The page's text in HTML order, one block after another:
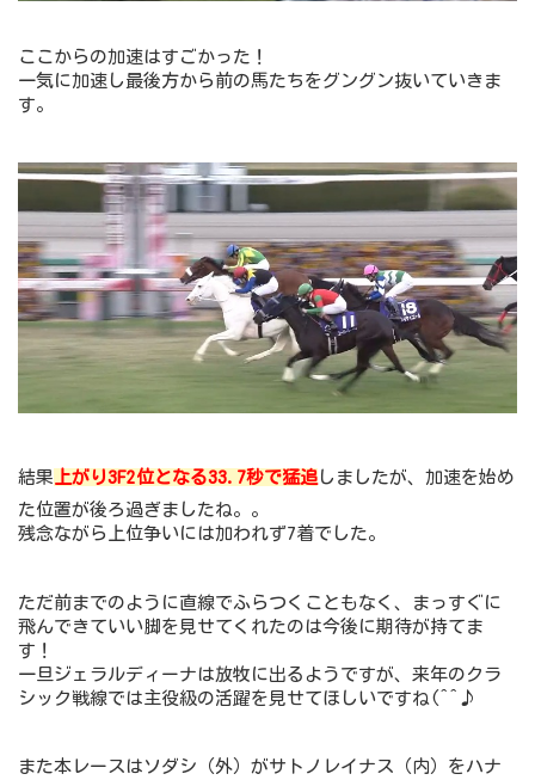
ここからの加速はすごかった！
一気に加速し最後方から前の馬たちをグングン抜いていきま
す。
結果 上がり3F2位となる33.7秒で猛追 しましたが、加速を始め
た位置が後ろ過ぎましたね。。
残念ながら上位争いには加われず7着でした。
ただ前までのように直線でふらつくこともなく、まっすぐに
飛んできていい脚を見せてくれたのは今後に期待が持てま
す！
一旦ジェラルディーナは放牧に出るようですが、来年のクラ
シック戦線では主役級の活躍を見せてほしいですね(^^♪
また本レースはソダシ（外）がサトノレイナス（内）をハナ